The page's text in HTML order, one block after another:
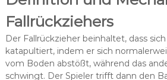
Fallrückziehers
Der Fallrückzieher beinhaltet, dass
katapultiert, indem er sich
vom Boden abstößt, während das
schwingt. Der Spieler trifft dann den